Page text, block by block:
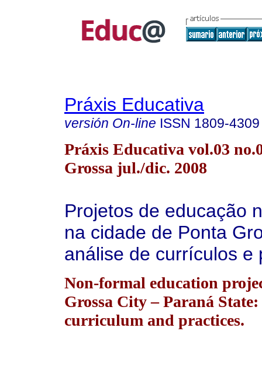
Práxis Educativa
versión On-line ISSN 1809-4309
Práxis Educativa vol.03
Grossa jul./dic. 2008
Projetos de educação
na cidade de Ponta
análise de currículos e
Non-formal education
Grossa City – Paraná
curriculum and practices.